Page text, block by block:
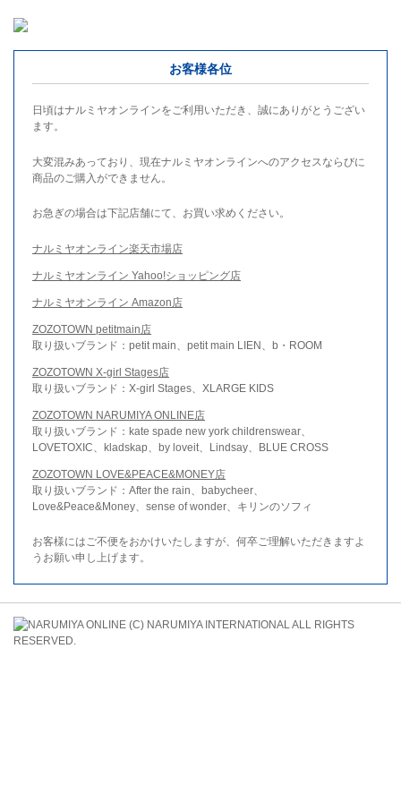
お客様各位
日頃はナルミヤオンラインをご利用いただき、誠にありがとうござい
ます。
大変混みあっており、現在ナルミヤオンラインへのアクセスならびに
商品のご購入ができません。
お急ぎの場合は下記店舗にて、お買い求めください。
ナルミヤオンライン楽天市場店
ナルミヤオンライン Yahoo!ショッピング店
ナルミヤオンライン Amazon店
ZOZOTOWN petitmain店
取り扱いブランド：petit main、petit main LIEN、b・ROOM
ZOZOTOWN X-girl Stages店
取り扱いブランド：X-girl Stages、XLARGE KIDS
ZOZOTOWN NARUMIYA ONLINE店
取り扱いブランド：kate spade new york childrenswear、
LOVETOXIC、kladskap、by loveit、Lindsay、BLUE CROSS
ZOZOTOWN LOVE&PEACE&MONEY店
取り扱いブランド：After the rain、babycheer、
Love&Peace&Money、sense of wonder、キリンのソフィ
お客様にはご不便をおかけいたしますが、何卒ご理解いただきますよ
うお願い申し上げます。